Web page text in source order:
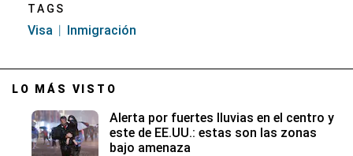
TAGS
Visa Inmigración
LO MÁS VISTO
Alerta por fuertes lluvias en el centro y
este de EE.UU.: estas son las zonas
bajo amenaza